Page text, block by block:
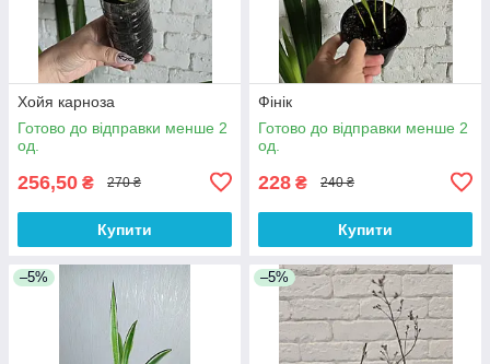
Хойя карноза
Готово до відправки менше 2
од.
256,50 ₴ 270 ₴
Купити
Фінік
Готово до відправки менше 2
од.
228 ₴ 240 ₴
Купити
–5% –5%